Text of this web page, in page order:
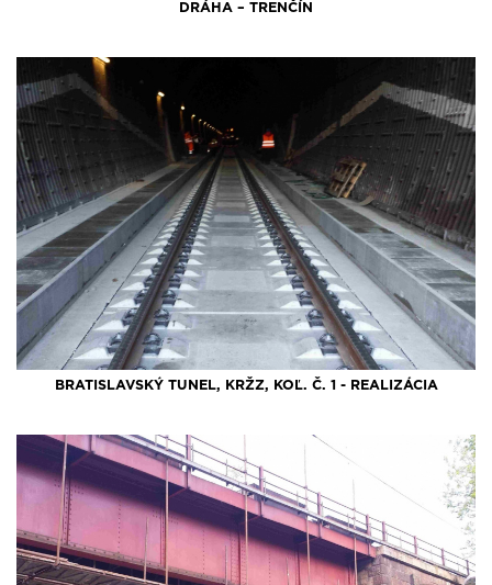
DRÁHA – TRENČÍN
BRATISLAVSKÝ TUNEL, KRŽZ, KOĽ. Č. 1 - REALIZÁCIA